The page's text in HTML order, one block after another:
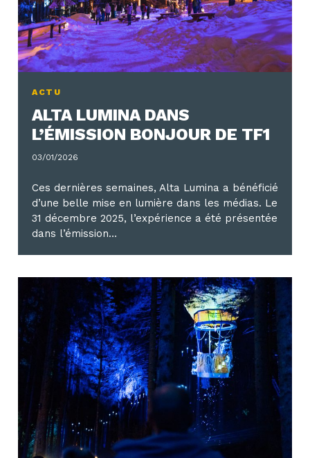
ACTU
ALTA LUMINA DANS
L’ÉMISSION BONJOUR DE TF1
03/01/2026
Ces dernières semaines, Alta Lumina a bénéficié
d’une belle mise en lumière dans les médias. Le
31 décembre 2025, l’expérience a été présentée
dans l’émission…